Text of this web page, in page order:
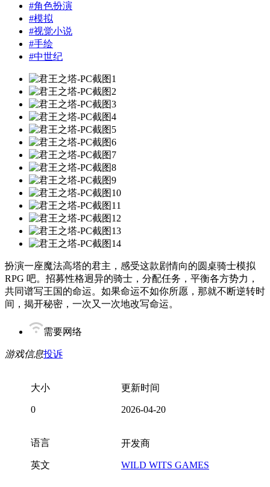
#角色扮演
#模拟
#视觉小说
#手绘
#中世纪
扮演一座魔法高塔的君主，感受这款剧情向的圆桌骑士模拟
RPG 吧。招募性格迥异的骑士，分配任务，平衡各方势力，
共同谱写王国的命运。如果命运不如你所愿，那就不断逆转时
间，揭开秘密，一次又一次地改写命运。
需要网络
游戏信息投诉
大小
0
更新时间
2026-04-20
语言
英文
开发商
WILD WITS GAMES